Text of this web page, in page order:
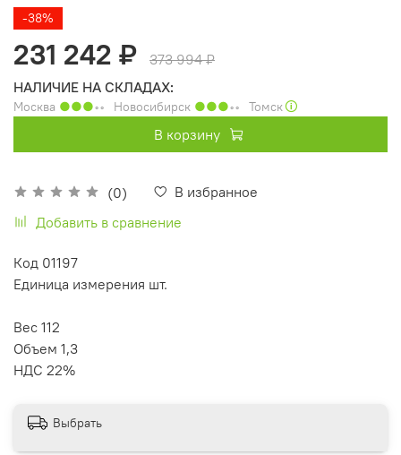
(0)
В избранное
Добавить в сравнение
-38%
231 242 ₽
373 994 ₽
НАЛИЧИЕ НА СКЛАДАХ:
Москва ●●●◦◦ Новосибирск ●●●◦◦ Томск🛈
В корзину
Код 01197
Единица измерения шт.
Вес 112
Объем 1,3
НДС 22%
Выбрать